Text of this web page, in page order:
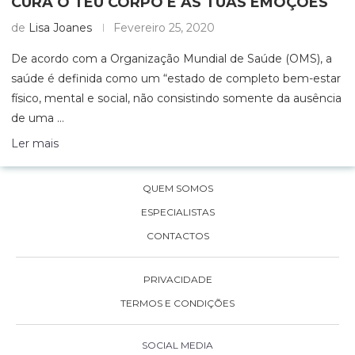
de Lisa Joanes Fevereiro 25, 2020
De acordo com a Organização Mundial de Saúde (OMS), a
saúde é definida como um “estado de completo bem-estar
físico, mental e social, não consistindo somente da ausência
de uma …
Ler mais
QUEM SOMOS
ESPECIALISTAS
CONTACTOS
PRIVACIDADE
TERMOS E CONDIÇÕES
SOCIAL MEDIA